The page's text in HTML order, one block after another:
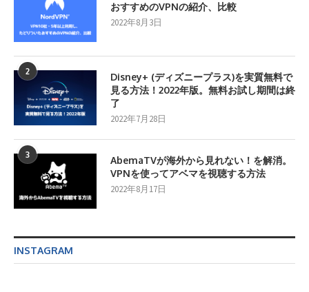
おすすめのVPNの紹介、比較
2022年8月3日
2
Disney+ (ディズニープラス)を実質無料で
見る方法！2022年版。無料お試し期間は終
了
2022年7月28日
3
AbemaTVが海外から見れない！を解消。
VPNを使ってアベマを視聴する方法
2022年8月17日
INSTAGRAM